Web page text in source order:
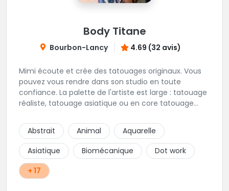
Body Titane
Bourbon-Lancy 4.69 (32 avis)
Mimi écoute et crée des tatouages originaux. Vous
pouvez vous rendre dans son studio en toute
confiance. La palette de l'artiste est large : tatouage
réaliste, tatouage asiatique ou en core tatouage
construire un projet qui vous ressemble.
Abstrait Animal
Aquarelle
Asiatique
Biomécanique
Dot work
+ 17